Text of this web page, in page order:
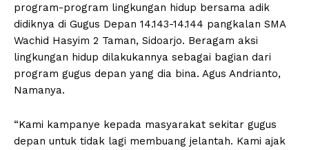
program-program lingkungan hidup bersama adik
didiknya di Gugus Depan 14.143-14.144 pangkalan SMA
Wachid Hasyim 2 Taman, Sidoarjo. Beragam aksi
lingkungan hidup dilakukannya sebagai bagian dari
program gugus depan yang dia bina. Agus Andrianto,
Namanya.
“Kami kampanye kepada masyarakat sekitar gugus
depan untuk tidak lagi membuang jelantah. Kami ajak